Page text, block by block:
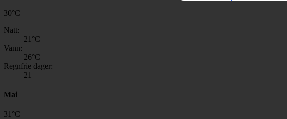
30°C
Natt:
21 °C
Vann:
26°C
Regnfrie dager:
21
Mai
31 °C